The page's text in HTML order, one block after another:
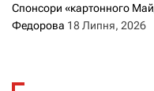
Спонсори «картонного
Федорова 18 Липня, 2026